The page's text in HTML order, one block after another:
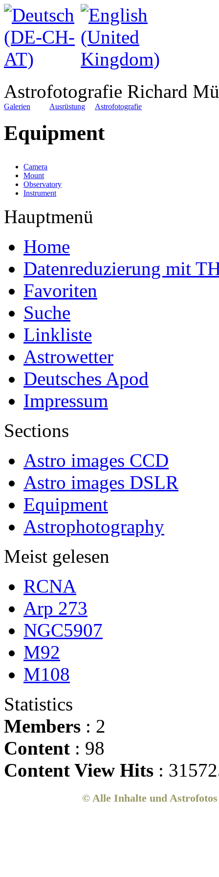
Astrofotografie Richard
Galerien Ausrüstung Astrofotografie
Equipment
Camera
Mount
Observatory
Instrument
Hauptmenü
Home
Datenreduzierung mit
Favoriten
Suche
Linkliste
Astrowetter
Deutsches Apod
Impressum
Sections
Astro images CCD
Astro images DSLR
Equipment
Astrophotography
Meist gelesen
RCNA
Arp 273
NGC5907
M92
M108
Statistics
Members : 2
Content : 98
Content View Hits :
© Alle Inhalte und